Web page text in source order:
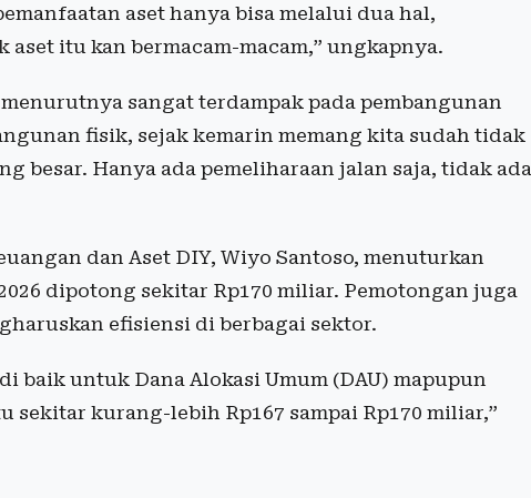
aset hanya bisa melalui dua hal,
itu kan bermacam-macam,” ungkapnya.
sangat terdampak pada pembangunan
fisik, sejak kemarin memang kita sudah tidak
besar. Hanya ada pemeliharaan jalan saja, tidak ada
dan Aset DIY, Wiyo Santoso, menuturkan
dipotong sekitar Rp170 miliar. Pemotongan juga
efisiensi di berbagai sektor.
baik untuk Dana Alokasi Umum (DAU) mapupun
sekitar kurang-lebih Rp167 sampai Rp170 miliar,”